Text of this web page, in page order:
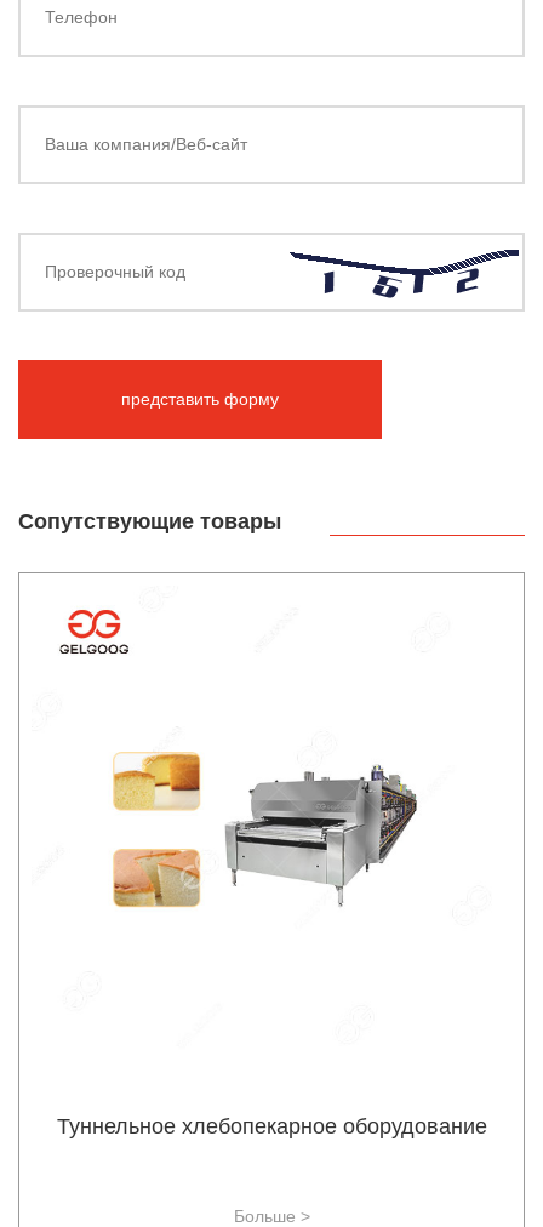
представить форму
Cопутствующие товары
Туннельное хлебопекарное оборудование
Больше >